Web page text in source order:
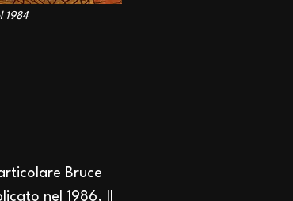
1984
Bruce
nel 1986. Il